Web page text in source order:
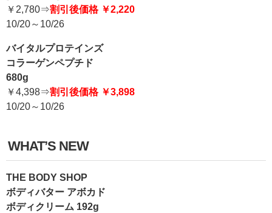
￥2,780⇒割引後価格 ￥2,220
10/20～10/26
バイタルプロテインズ
コラーゲンペプチド
680g
￥4,398⇒割引後価格 ￥3,898
10/20～10/26
WHAT’S NEW
THE BODY SHOP
ボディバター アボカド
ボディクリーム 192g